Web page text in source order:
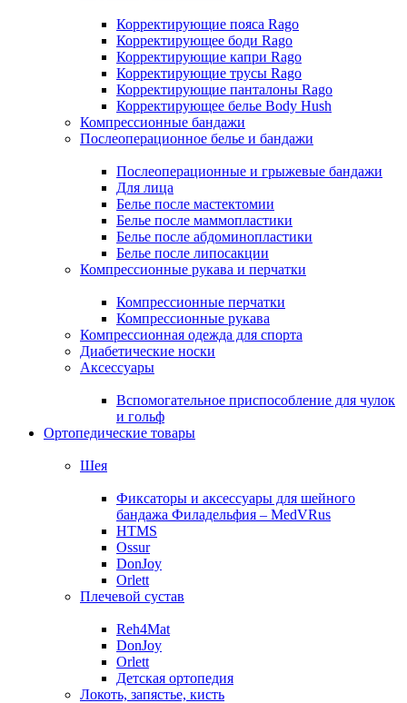
Корректирующие пояса Rago
Корректирующее боди Rago
Корректирующие капри Rago
Корректирующие трусы Rago
Корректирующие панталоны Rago
Корректирующее белье Body Hush
Компрессионные бандажи
Послеоперационное белье и бандажи
Послеоперационные и грыжевые бандажи
Для лица
Белье после мастектомии
Белье после маммопластики
Белье после абдоминопластики
Белье после липосакции
Компрессионные рукава и перчатки
Компрессионные перчатки
Компрессионные рукава
Компрессионная одежда для спорта
Диабетические носки
Аксессуары
Вспомогательное приспособление для чулок
и гольф
Ортопедические товары
Шея
Фиксаторы и аксессуары для шейного
бандажа Филадельфия – MedVRus
HTMS
Ossur
DonJoy
Orlett
Плечевой сустав
Reh4Mat
DonJoy
Orlett
Детская ортопедия
Локоть, запястье, кисть